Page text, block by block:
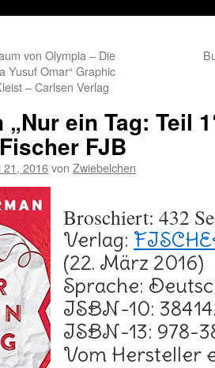
von Olympia – Die
Yusuf Omar“ Graphic
– Carlsen Verlag
„Nur ein Tag: Teil
FJB
21, 2016von Zwiebelchen
Broschiert: 432
Verlag:
(22. März 2016)
Sprache:
ISBN-10:
ISBN-13: 978-
Vom Hersteller